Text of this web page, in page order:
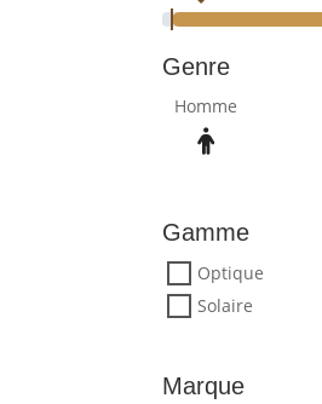
Genre
Homme
Gamme
Optique
Solaire
Marque